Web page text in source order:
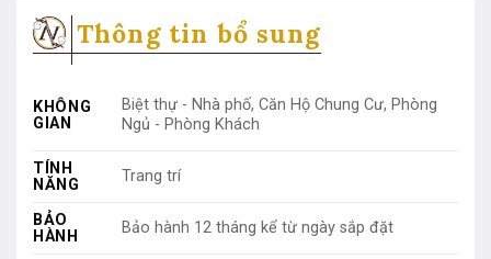
Thông tin bổ sung
KHÔNG
GIAN
Biệt thự - Nhà phố, Căn Hộ Chung Cư, Phòng
Ngủ - Phòng Khách
TÍNH
NĂNG
Trang trí
BẢO
HÀNH
Bảo hành 12 tháng kể từ ngày sắp đặt